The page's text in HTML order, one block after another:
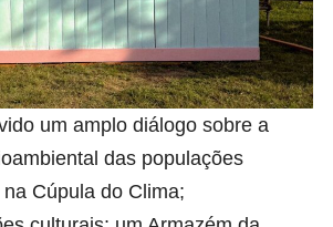
um amplo diálogo sobre a
das populações
Cúpula do Clima;